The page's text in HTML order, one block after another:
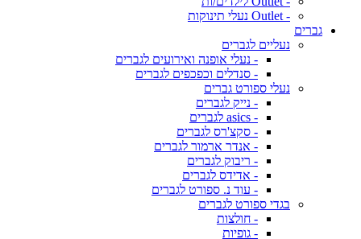
- Outlet נעלי תינוקות
גברים
נעליים לגברים
- נעלי אופנה ואירועים לגברים
- סנדלים וכפכפים לגברים
נעלי ספורט גברים
- נייק לגברים
- asics לגברים
- סקצ'רס לגברים
- אנדר ארמור לגברים
- ריבוק לגברים
- אדידס לגברים
- עוד נ. ספורט לגברים
בגדי ספורט לגברים
- חולצות
- גופיות